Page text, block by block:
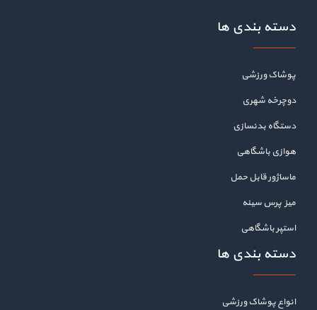
دسته بندی ها
پوشاک ورزشی
دوچرخه شهری
دستگاه بدنسازی
هوازی باشگاهی
ماساژور قابل حمل
میز پرس سینه
استپر باشگاهی
دسته بندی ها
انواع پوشاک ورزشی